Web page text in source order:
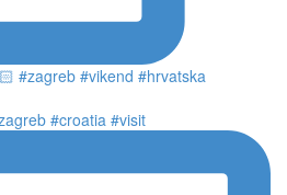
#croatia #visit